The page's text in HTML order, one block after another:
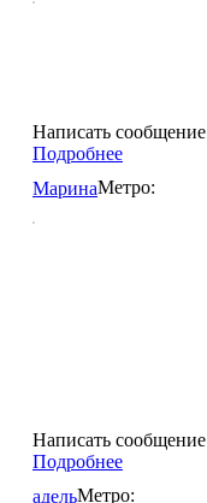
Написать сообщение
Подробнее
МаринаМетро:
Написать сообщение
Подробнее
адельМетро: